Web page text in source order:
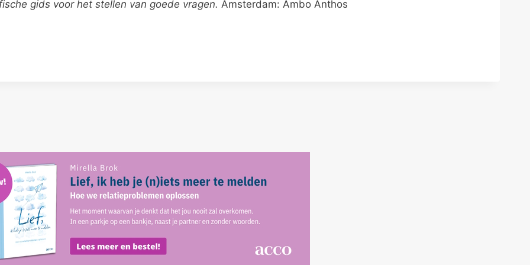
gids voor het stellen van goede vragen. Amsterdam: Ambo Anthos